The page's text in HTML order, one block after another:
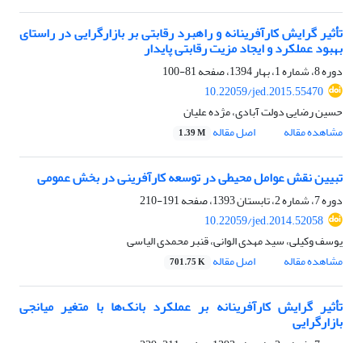
تأثیر گرایش کارآفرینانه و راهبرد رقابتی بر بازارگرایی در راستای
بهبود عملکرد و ایجاد مزیت رقابتی پایدار
دوره 8، شماره 1، بهار 1394، صفحه
81-100
10.22059/jed.2015.55470
حسین رضایی دولت آبادی، مژده علیان
مشاهده مقاله
اصل مقاله 1.39 M
تبیین نقش عوامل محیطی در توسعه کارآفرینی در بخش عمومی
دوره 7، شماره 2، تابستان 1393، صفحه
191-210
10.22059/jed.2014.52058
یوسف وکیلی، سید مهدی الوانی، قنبر محمدی الیاسی
مشاهده مقاله
اصل مقاله 701.75 K
تأثیر گرایش کارآفرینانه بر عملکرد بانک‌ها با متغیر میانجی
بازارگرایی